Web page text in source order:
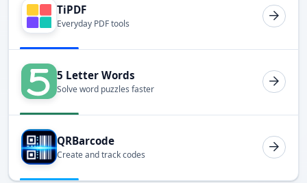
TiPDF
Everyday PDF tools
5 Letter Words
Solve word puzzles faster
QRBarcode
Create and track codes